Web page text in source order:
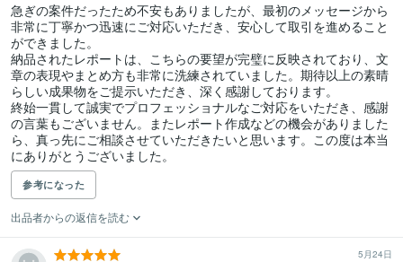
急ぎの案件だったため不安もありましたが、最初のメッセージから
非常に丁寧かつ迅速にご対応いただき、安心して取引を進めること
ができました。
納品されたレポートは、こちらの要望が完璧に反映されており、文
章の表現やまとめ方も非常に洗練されていました。期待以上の素晴
らしい成果物をご提示いただき、深く感謝しております。
終始一貫して誠実でプロフェッショナルなご対応をいただき、感謝
の言葉もございません。またレポート作成などの機会がありました
ら、真っ先にご相談させていただきたいと思います。この度は本当
にありがとうございました。
参考になった
出品者からの返信を読む
5月24日